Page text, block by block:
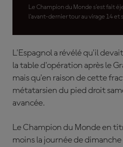
Le Champion du Monde s'est fait
l'avant-dernier tour au virage 14 et
L'Espagnol a révélé qu'il
la table d'opération après le
mais qu'en raison de cette
métatarsien du pied droit
avancée.
Le Champion du Monde en
moins la journée de